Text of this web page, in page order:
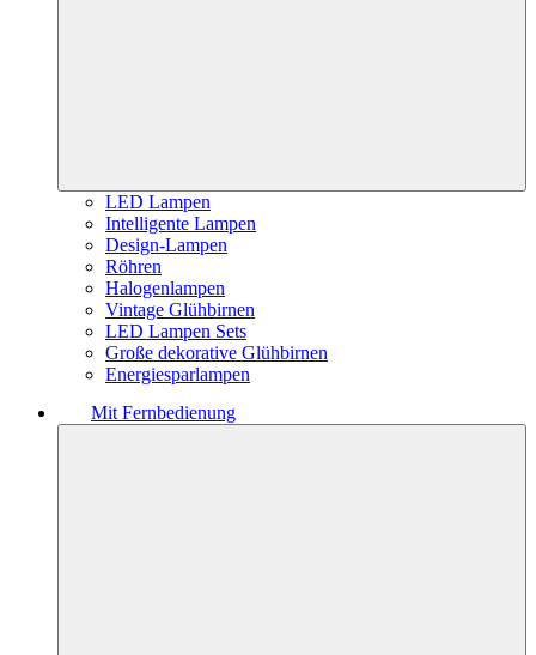
LED Lampen
Intelligente Lampen
Design-Lampen
Röhren
Halogenlampen
Vintage Glühbirnen
LED Lampen Sets
Große dekorative Glühbirnen
Energiesparlampen
Mit Fernbedienung